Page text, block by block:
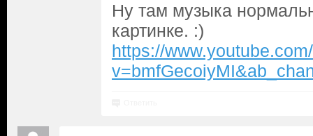
Ну там музыка
картинке. :)
https://